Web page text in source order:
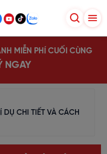
MIỄN PHÍ CUỐI CÙNG
NGAY
DỤ CHI TIẾT VÀ CÁCH